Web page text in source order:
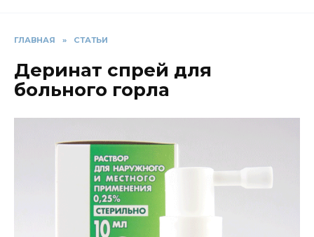
ГЛАВНАЯ » СТАТЬИ
Деринат спрей для
больного горла